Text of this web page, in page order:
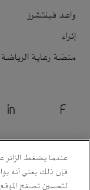
واعد فينتشرز
إثراء
منصّة رعاية الرياضة
عندما يضغط الزائر
فإن ذلك يعني أنه
لتحسين تصفح